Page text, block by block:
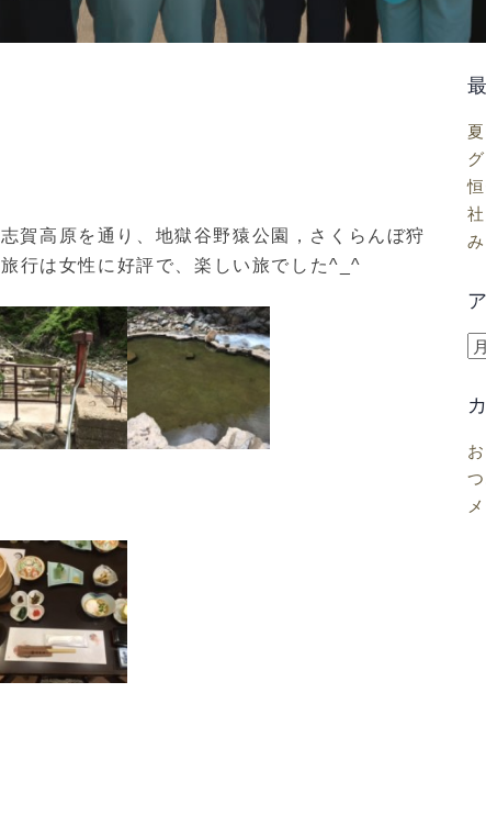
賀高原を通り、地獄谷野猿公園，さくらんぼ狩
行は女性に好評で、楽しい旅でした^_^
ア
カ
ブ